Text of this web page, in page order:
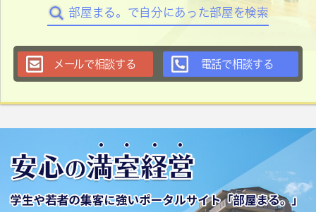
部屋まる。で自分にあった部屋を検索
メールで相談する 電話で相談する